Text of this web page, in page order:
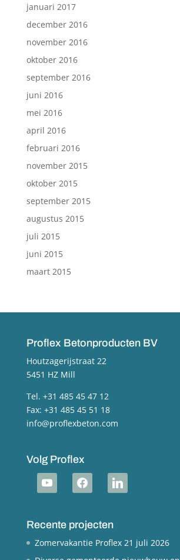
januari 2017
december 2016
november 2016
oktober 2016
september 2016
juni 2016
mei 2016
april 2016
februari 2016
november 2015
oktober 2015
september 2015
augustus 2015
juli 2015
juni 2015
maart 2015
Proflex Betonproducten BV
Houtzagerijstraat 22
5451 HZ Mill
Tel. +31 485 45 47 12
Fax: +31 485 45 51 18
info@proflexbeton.com
Volg Proflex
youtube facebook linkedin
Recente projecten
Zomervakantie Proflex 21 juli 2026